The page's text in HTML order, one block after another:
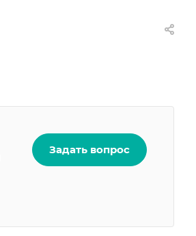
Задать вопрос